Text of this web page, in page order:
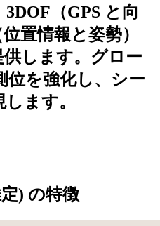
3DOF（GPS と向
置情報と姿勢）
します。グロー
位を強化し、シー
ます。
) の特徴